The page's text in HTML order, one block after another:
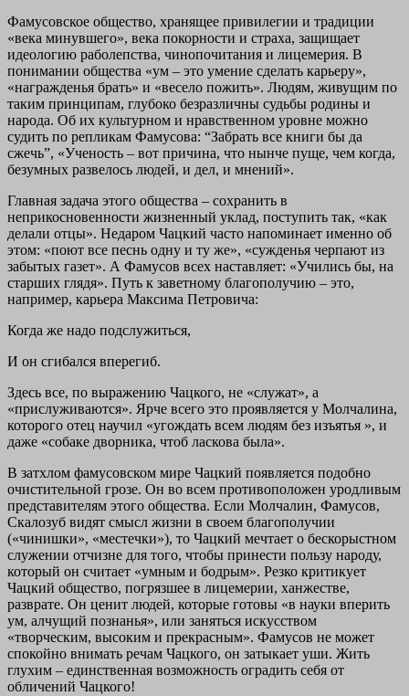
Фамусовское общество, хранящее привилегии и традиции
«века минувшего», века покорности и страха, защищает
идеологию раболепства, чинопочитания и лицемерия. В
понимании общества «ум – это умение сделать карьеру»,
«награжденья брать» и «весело пожить». Людям, живущим по
таким принципам, глубоко безразличны судьбы родины и
народа. Об их культурном и нравственном уровне можно
судить по репликам Фамусова: “Забрать все книги бы да
сжечь”, «Ученость – вот причина, что нынче пуще, чем когда,
безумных развелось людей, и дел, и мнений».
Главная задача этого общества – сохранить в
неприкосновенности жизненный уклад, поступить так, «как
делали отцы». Недаром Чацкий часто напоминает именно об
этом: «поют все песнь одну и ту же», «сужденья черпают из
забытых газет». А Фамусов всех наставляет: «Учились бы, на
старших глядя». Путь к заветному благополучию – это,
например, карьера Максима Петровича:
Когда же надо подслужиться,
И он сгибался вперегиб.
Здесь все, по выражению Чацкого, не «служат», а
«прислуживаются». Ярче всего это проявляется у Молчалина,
которого отец научил «угождать всем людям без изъятья », и
даже «собаке дворника, чтоб ласкова была».
В затхлом фамусовском мире Чацкий появляется подобно
очистительной грозе. Он во всем противоположен уродливым
представителям этого общества. Если Молчалин, Фамусов,
Скалозуб видят смысл жизни в своем благополучии
(«чинишки», «местечки»), то Чацкий мечтает о бескорыстном
служении отчизне для того, чтобы принести пользу народу,
который он считает «умным и бодрым». Резко критикует
Чацкий общество, погрязшее в лицемерии, ханжестве,
разврате. Он ценит людей, которые готовы «в науки вперить
ум, алчущий познанья», или заняться искусством
«творческим, высоким и прекрасным». Фамусов не может
спокойно внимать речам Чацкого, он затыкает уши. Жить
глухим – единственная возможность оградить себя от
обличений Чацкого!